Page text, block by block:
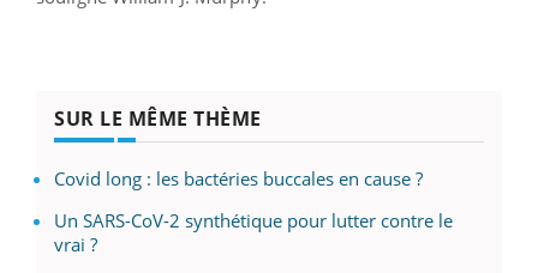
SUR LE MÊME THÈME
Covid long : les bactéries buccales en cause ?
Un SARS-CoV-2 synthétique pour lutter contre le
vrai ?